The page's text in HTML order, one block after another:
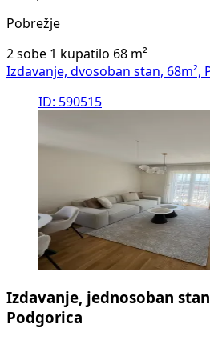
Pobrežje
2 sobe 1 kupatilo 68 m²
Izdavanje, dvosoban stan, 68m²,
ID: 590515
Izdavanje, jednosoban
Podgorica